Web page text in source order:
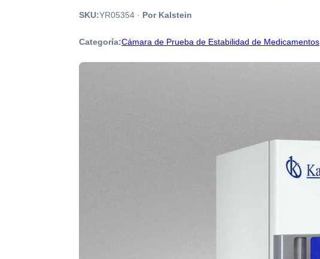
SKU:YR05354 · Por Kalstein
Categoría:Cámara de Prueba de Estabilidad de Medicamentos